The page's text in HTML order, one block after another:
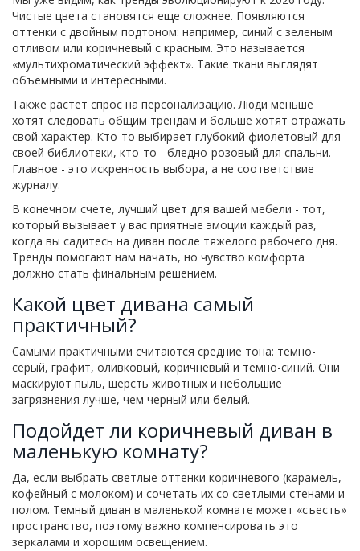
Чистые цвета становятся еще сложнее. Появляются
оттенки с двойным подтоном: например, синий с зеленым
отливом или коричневый с красным. Это называется
«мультихроматический эффект». Такие ткани выглядят
объемными и интересными.
Также растет спрос на персонализацию. Люди меньше
хотят следовать общим трендам и больше хотят отражать
свой характер. Кто-то выбирает глубокий фиолетовый для
своей библиотеки, кто-то - бледно-розовый для спальни.
Главное - это искренность выбора, а не соответствие
журналу.
В конечном счете, лучший цвет для вашей мебели - тот,
который вызывает у вас приятные эмоции каждый раз,
когда вы садитесь на диван после тяжелого рабочего дня.
Тренды помогают нам начать, но чувство комфорта
должно стать финальным решением.
Какой цвет дивана самый
практичный?
Самыми практичными считаются средние тона: темно-
серый, графит, оливковый, коричневый и темно-синий. Они
маскируют пыль, шерсть животных и небольшие
загрязнения лучше, чем черный или белый.
Подойдет ли коричневый диван в
маленькую комнату?
Да, если выбрать светлые оттенки коричневого (карамель,
кофейный с молоком) и сочетать их со светлыми стенами и
полом. Темный диван в маленькой комнате может «съесть»
пространство, поэтому важно компенсировать это
зеркалами и хорошим освещением.